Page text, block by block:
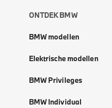
ONTDEK BMW
BMW modellen
Elektrische modellen
BMW Privileges
BMW Individual